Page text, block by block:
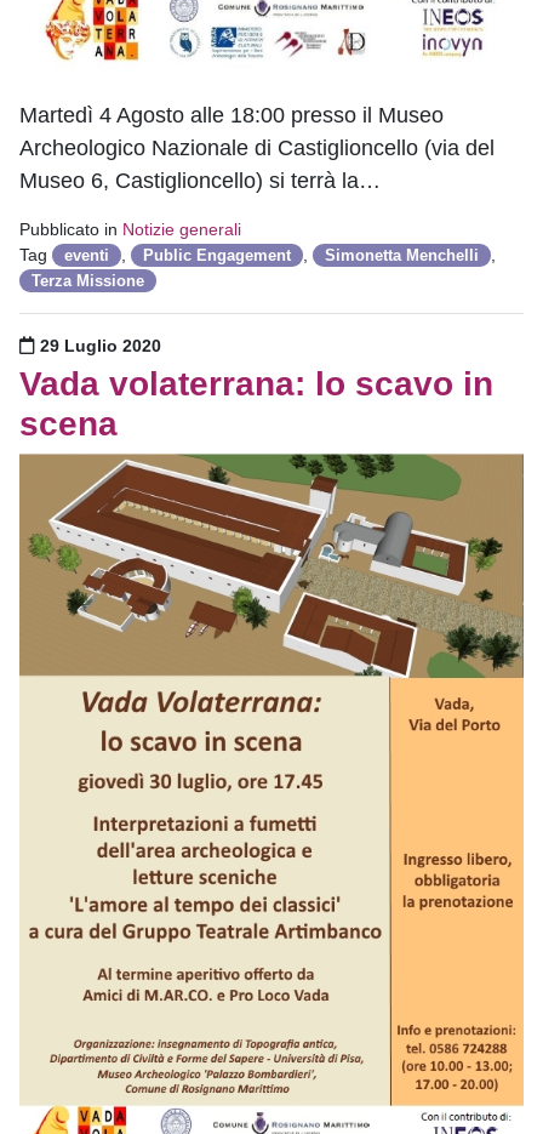
Martedì 4 Agosto alle 18:00 presso il Museo
Archeologico Nazionale di Castiglioncello (via del
Museo 6, Castiglioncello) si terrà la…
Pubblicato in Notizie generali
Tag
eventi Public Engagement Simonetta Menchelli
Terza Missione
Pubblicato il
29 Luglio 2020
Vada volaterrana: lo scavo in
scena